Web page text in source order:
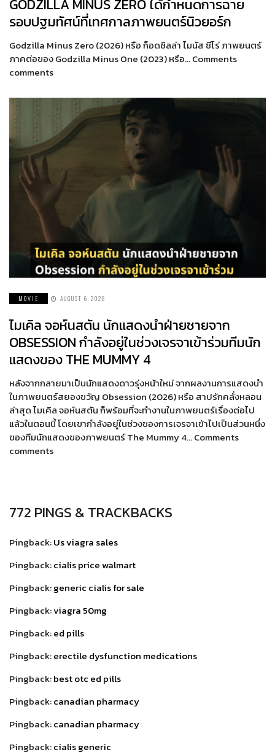
GODZILLA MINUS ZERO ได้กำหนดการฉาย
รอบปฐมทัศน์ที่เทศกาลภาพยนตร์นิวยอร์ก
Godzilla Minus Zero (2026) หรือ ก็อดซิลล่า ไมนัส ซีโร่ ภาพยนตร์
ภาคต่อของ Godzilla Minus One (2023) หรือ… Comments
comments
MOVIE AUGUST 6, 2026
ไมเคิล จอห์นสตัน นักแสดงนำฝ่ายชายจาก
OBSESSION กำลังอยู่ในช่วงเจรจาเข้าร่วมทีมนัก
แสดงของ THE MUMMY 4
หลังจากกลายมาเป็นนักแสดงดาวรุ่งหน้าใหม่ จากผลงานการแสดงนำ
ในภาพยนตร์สยองขวัญ Obsession (2026) หรือ สาปรักคลั่งหลอน
ล่าสุด ไมเคิล จอห์นสตัน ก็พร้อมที่จะทำงานในภาพยนตร์เรื่องต่อไป
แล้วในตอนนี้ โดยเขากำลังอยู่ในช่วงของการเจรจาเข้าไปเป็นส่วนหนึ่ง
ของทีมนักแสดงของภาพยนตร์ The Mummy 4… Comments
comments
772 PINGS & TRACKBACKS
Pingback:Us viagra sales
Pingback:cialis price walmart
Pingback:generic cialis for sale
Pingback:viagra 50mg
Pingback:ed pills
Pingback:erectile dysfunction medications
Pingback:best otc ed pills
Pingback:canadian pharmacy
Pingback:canadian pharmacy
Pingback:cialis generic